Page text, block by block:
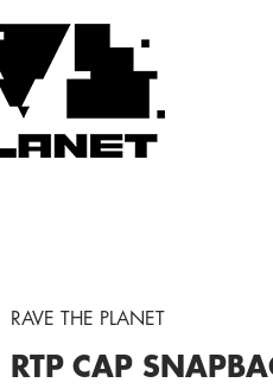
RAVE THE PLANET
RTP CAP